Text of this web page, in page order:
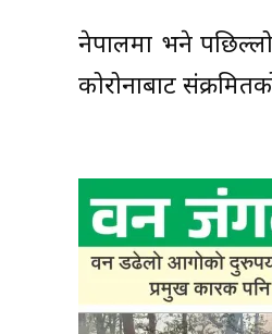
नेपालमा भने
कोरोनाबाट